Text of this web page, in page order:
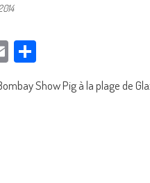
Email
Show Pig à la plage de